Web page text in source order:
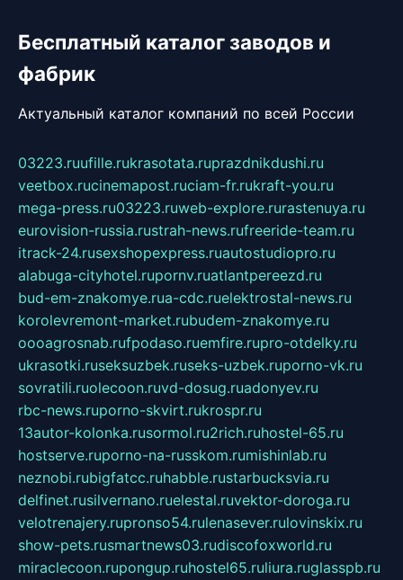
Бесплатный каталог заводов и
фабрик
Актуальный каталог компаний по всей России
03223.ruufille.rukrasotata.ruprazdnikdushi.ru
veetbox.rucinemapost.ruciam-fr.rukraft-you.ru
mega-press.ru03223.ruweb-explore.rurastenuya.ru
eurovision-russia.rustrah-news.rufreeride-team.ru
itrack-24.rusexshopexpress.ruautostudiopro.ru
alabuga-cityhotel.rupornv.ruatlantpereezd.ru
bud-em-znakomye.rua-cdc.ruelektrostal-news.ru
korolevremont-market.rubudem-znakomye.ru
oooagrosnab.rufpodaso.ruemfire.rupro-otdelky.ru
ukrasotki.ruseksuzbek.ruseks-uzbek.ruporno-vk.ru
sovratili.ruolecoon.ruvd-dosug.ruadonyev.ru
rbc-news.ruporno-skvirt.rukrospr.ru
13autor-kolonka.rusormol.ru2rich.ruhostel-65.ru
hostserve.ruporno-na-russkom.rumishinlab.ru
neznobi.rubigfatcc.ruhabble.rustarbucksvia.ru
delfinet.rusilvernano.ruelestal.ruvektor-doroga.ru
velotrenajery.rupronso54.rulenasever.rulovinskix.ru
show-pets.rusmartnews03.rudiscofoxworld.ru
miraclecoon.rupongup.ruhostel65.ruliura.ruglasspb.ru